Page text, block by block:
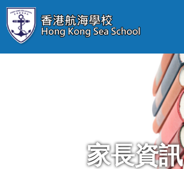
家長資訊